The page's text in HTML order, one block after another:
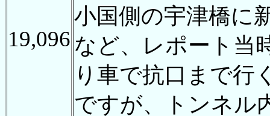
19,096
小国側の宇津橋に
など、レポート当
り車で抗口まで
ですが、トンネル